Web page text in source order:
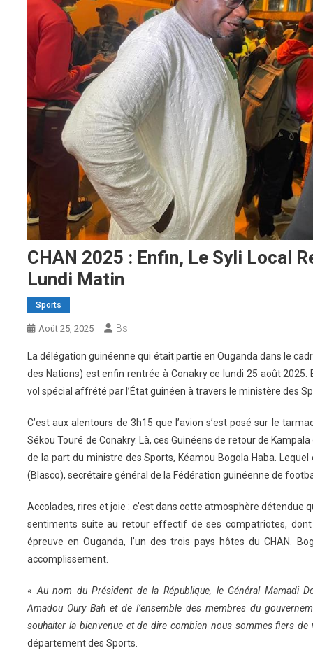
CHAN 2025 : Enfin, Le Syli Local
Lundi Matin
Sports
Août 25, 2025 Bs
La délégation guinéenne qui était partie en Ouganda dans le
des Nations) est enfin rentrée à Conakry ce lundi 25 août 2025.
vol spécial affrété par l’État guinéen à travers le ministère des
C’est aux alentours de 3h15 que l’avion s’est posé sur le
Sékou Touré de Conakry. Là, ces Guinéens de retour de
de la part du ministre des Sports, Kéamou Bogola Haba.
(Blasco), secrétaire général de la Fédération guinéenne de
Accolades, rires et joie : c’est dans cette atmosphère détendue
sentiments suite au retour effectif de ses compatriotes,
épreuve en Ouganda, l’un des trois pays hôtes du CHAN.
accomplissement.
«Au nom du Président de la République, le Général Mamadi
Amadou Oury Bah et de l’ensemble des membres du
souhaiter la bienvenue et de dire combien nous sommes fiers de
département des Sports.